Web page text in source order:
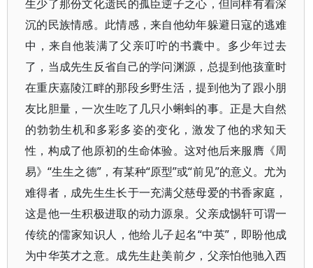
生少了那份文化遗民的孤臣逆子之心，但同样有着深
沉的民族情感。此情感，来自他幼年躲避日寇的逃难
中，来自他装满了父亲叮咛的书囊中。多少年过去
了，当成先生反省自己的学问渊源，总提到他孩童时
在重庆嘉陵江畔的那段乡野生活，提到他为了跟小朋
友比胆量，一次生吃了几只小蝌蚪的事。正是大自然
的勃勃生机和多彩多姿的变化，激发了他的求知天
性，构成了他原初的生命体验。这对他后来服膺《周
易》“生生之德”，有某种“原型”或“前见”的意义。尤为
难得者，成先生生长于一充满父慈母爱的书香家庭，
这是他一生积极进取的动力源泉。父亲成惕轩可谓一
传统的儒家知识人，他给儿子起名“中英”，即盼他成
为中华英才之意。成先生赴美前夕，父亲怕他驰入西